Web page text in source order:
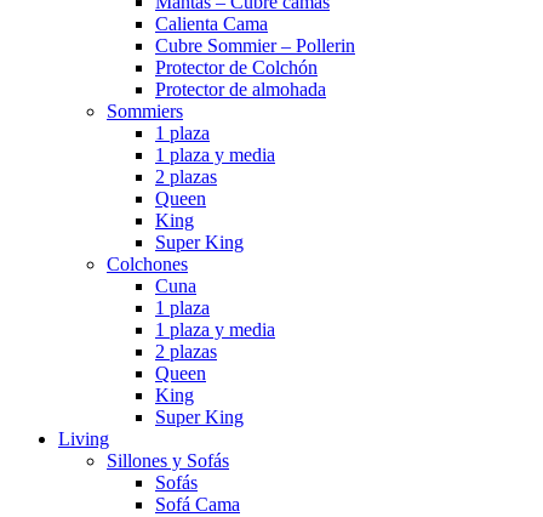
Calienta Cama
Cubre Sommier – Pollerin
Protector de Colchón
Protector de almohada
Sommiers
1 plaza
1 plaza y media
2 plazas
Queen
King
Super King
Colchones
Cuna
1 plaza
1 plaza y media
2 plazas
Queen
King
Super King
Living
Sillones y Sofás
Sofás
Sofá Cama